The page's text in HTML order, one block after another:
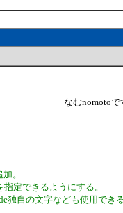
で
。
定できるようにする。
独自の文字なども使用でき